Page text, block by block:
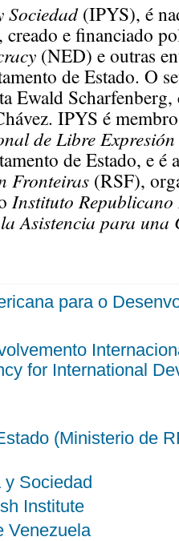
Sociedad(IPYS), é
creado e financiado
(NED) e outras
de Estado. O
Ewald
IPYS é
de Libre Expresión
de Estado, e é
Fronteiras (RSF),
Instituto
Asistencia para una
para o
for International
(Ministerio de
Sociedad
Institute
Venezuela